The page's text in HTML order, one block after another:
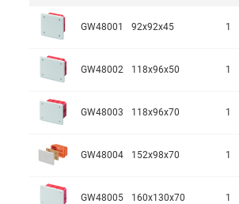
GW48001 92x92x45 1
GW48002 118x96x50 1
GW48003 118x96x70 1
GW48004 152x98x70 1
GW48005 160x130x70 1